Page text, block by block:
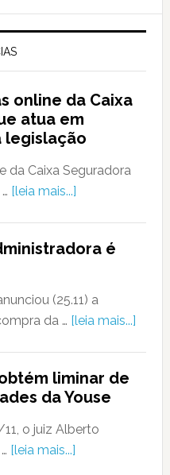
online da Caixa
atua em
legislação
da Caixa Seguradora
[leia mais...]
é
(25.11) a
da … [leia mais...]
liminar de
da Youse
o juiz Alberto
[leia mais...]